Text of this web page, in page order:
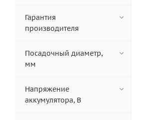
Гарантия
производителя
Посадочный диаметр,
мм
Напряжение
аккумулятора, В